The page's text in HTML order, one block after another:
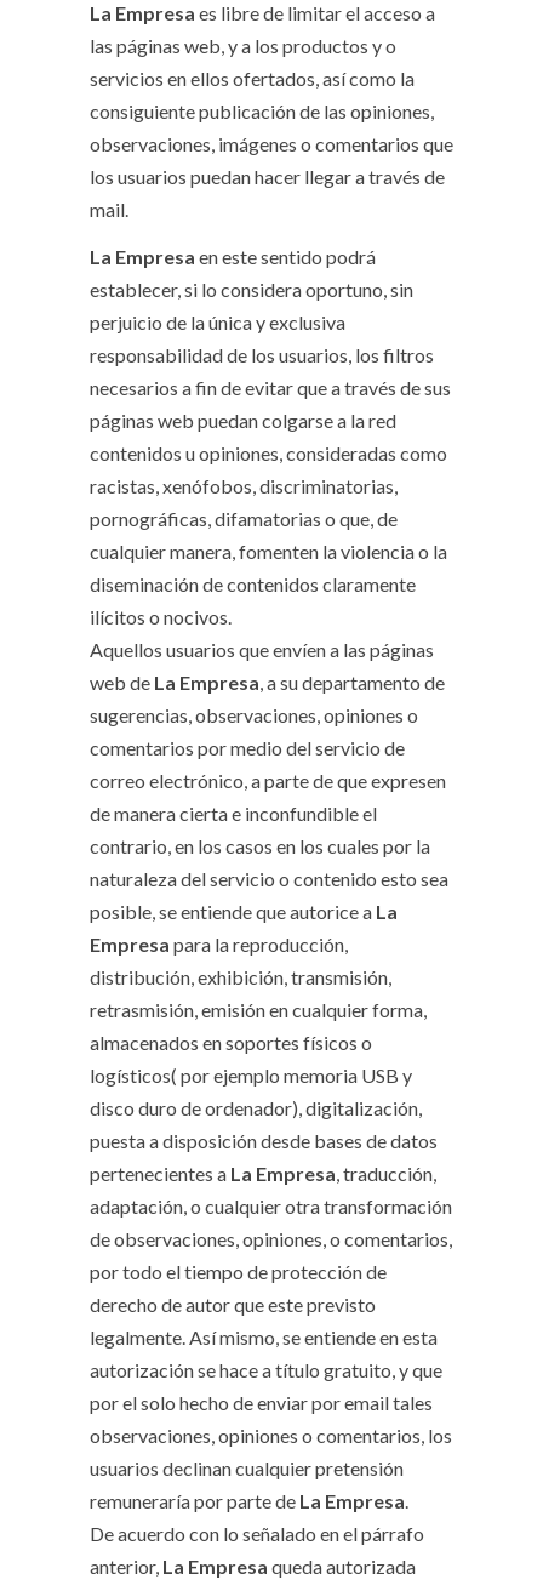
La Empresa es libre de limitar el acceso a
las páginas web, y a los productos y o
servicios en ellos ofertados, así como la
consiguiente publicación de las opiniones,
observaciones, imágenes o comentarios que
los usuarios puedan hacer llegar a través de
mail.
La Empresa en este sentido podrá
establecer, si lo considera oportuno, sin
perjuicio de la única y exclusiva
responsabilidad de los usuarios, los filtros
necesarios a fin de evitar que a través de sus
páginas web puedan colgarse a la red
contenidos u opiniones, consideradas como
racistas, xenófobos, discriminatorias,
pornográficas, difamatorias o que, de
cualquier manera, fomenten la violencia o la
diseminación de contenidos claramente
ilícitos o nocivos.
Aquellos usuarios que envíen a las páginas
web de La Empresa, a su departamento de
sugerencias, observaciones, opiniones o
comentarios por medio del servicio de
correo electrónico, a parte de que expresen
de manera cierta e inconfundible el
contrario, en los casos en los cuales por la
naturaleza del servicio o contenido esto sea
posible, se entiende que autorice a La
Empresa para la reproducción,
distribución, exhibición, transmisión,
retrasmisión, emisión en cualquier forma,
almacenados en soportes físicos o
logísticos( por ejemplo memoria USB y
disco duro de ordenador), digitalización,
puesta a disposición desde bases de datos
pertenecientes a La Empresa, traducción,
adaptación, o cualquier otra transformación
de observaciones, opiniones, o comentarios,
por todo el tiempo de protección de
derecho de autor que este previsto
legalmente. Así mismo, se entiende en esta
autorización se hace a título gratuito, y que
por el solo hecho de enviar por email tales
observaciones, opiniones o comentarios, los
usuarios declinan cualquier pretensión
remuneraría por parte de La Empresa.
De acuerdo con lo señalado en el párrafo
anterior, La Empresa queda autorizada